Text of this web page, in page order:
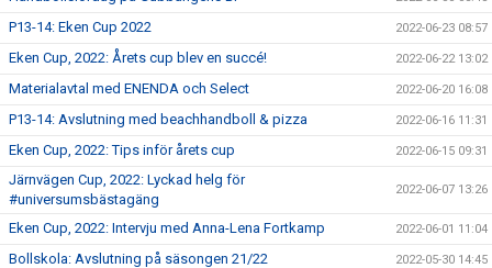
P13-14: Eken Cup 2022 2022-06-23 08:57
Eken Cup, 2022: Årets cup blev en succé! 2022-06-22 13:02
Materialavtal med ENENDA och Select 2022-06-20 16:08
P13-14: Avslutning med beachhandboll & pizza 2022-06-16 11:31
Eken Cup, 2022: Tips inför årets cup 2022-06-15 09:31
Järnvägen Cup, 2022: Lyckad helg för
#universumsbästagäng
2022-06-07 13:26
Eken Cup, 2022: Intervju med Anna-Lena Fortkamp 2022-06-01 11:04
Bollskola: Avslutning på säsongen 21/22 2022-05-30 14:45